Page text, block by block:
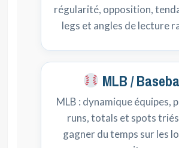
régularité, opposition,
legs et angles de lecture
MLB /
MLB : dynamique équipes,
runs, totals et spots
gagner du temps sur les